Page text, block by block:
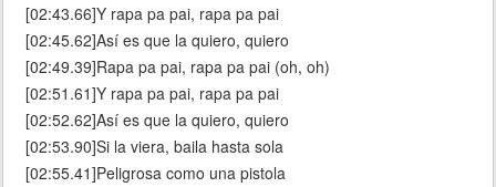
[02:43.66]Y rapa pa pai, rapa pa pai
[02:45.62]Así es que la quiero, quiero
[02:49.39]Rapa pa pai, rapa pa pai (oh, oh)
[02:51.61]Y rapa pa pai, rapa pa pai
[02:52.62]Así es que la quiero, quiero
[02:53.90]Si la viera, baila hasta sola
[02:55.41]Peligrosa como una pistola